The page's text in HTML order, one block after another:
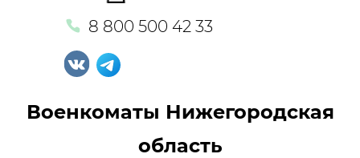
8 800 500 42 33
Военкоматы Нижегородская
область